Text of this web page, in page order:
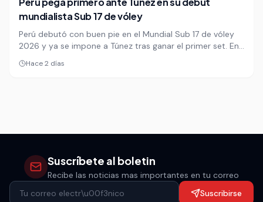
mundialista Sub 17 de vóley
Perú debutó con buen pie en el Mundial Sub 17 de vóley
2026 y ya se impone a Túnez tras ganar el primer set. En
el segundo parcial, la selección juvenil busca consolidar
una ventaja que puede marcar su estreno en el torneo.
Hace 2 días
Suscríbete al boletin
Recibe las noticias mas importantes en tu correo
Suscribirse